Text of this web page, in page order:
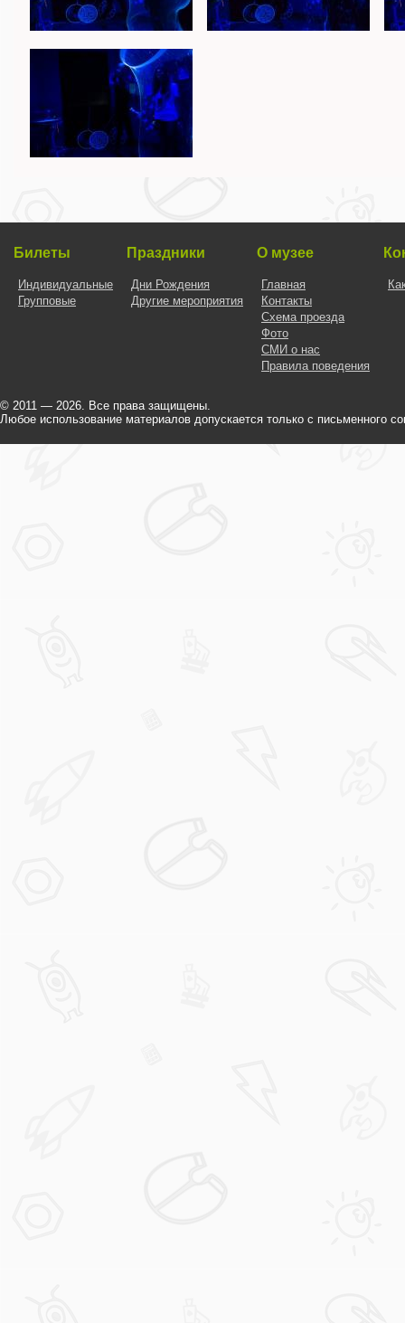
Билеты
Индивидуальные
Групповые
Праздники
Дни Рождения
Другие мероприятия
О музее
Главная
Контакты
Схема проезда
Фото
СМИ о нас
Правила поведения
© 2011 — 2026. Все права защищены.
Любое использование материалов допускается только с письменного